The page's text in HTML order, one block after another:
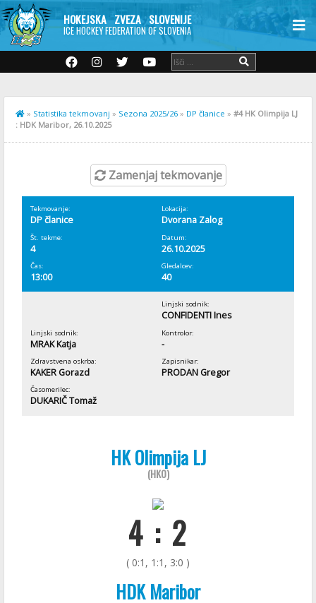
HOKEJSKA ZVEZA SLOVENIJE
ICE HOCKEY FEDERATION OF SLOVENIA
» Statistika tekmovanj » Sezona 2025/26 » DP članice » #4 HK Olimpija LJ
: HDK Maribor, 26.10.2025
Zamenjaj tekmovanje
Tekmovanje:
DP članice
Lokacija:
Dvorana Zalog
Št. tekme:
4
Datum:
26.10.2025
Čas:
13:00
Gledalcev:
40
Linjski sodnik:
CONFIDENTI Ines
Linjski sodnik:
MRAK Katja
Kontrolor:
-
Zdravstvena oskrba:
KAKER Gorazd
Zapisnikar:
PRODAN Gregor
Časomerilec:
DUKARIČ Tomaž
HK Olimpija LJ
(HKO)
4 : 2
( 0:1, 1:1, 3:0 )
HDK Maribor